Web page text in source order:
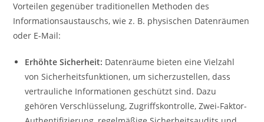
Vorteilen gegenüber traditionellen Methoden des
Informationsaustauschs, wie z. B. physischen Datenräumen
oder E-Mail:
Erhöhte Sicherheit: Datenräume bieten eine Vielzahl
von Sicherheitsfunktionen, um sicherzustellen, dass
vertrauliche Informationen geschützt sind. Dazu
gehören Verschlüsselung, Zugriffskontrolle, Zwei-Faktor-